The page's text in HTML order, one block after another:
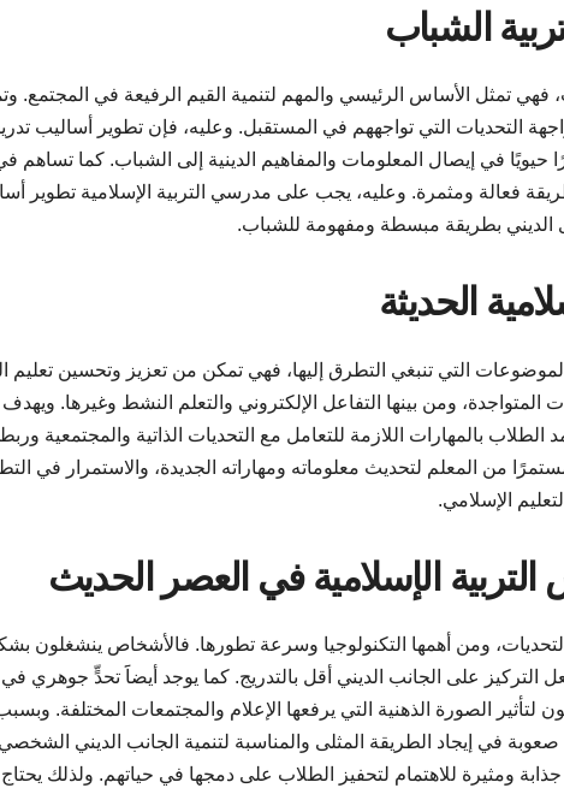
فهي تمثل الأساس الرئيسي والمهم لتنمية القيم الرفيعة في المجتمع.
التحديات التي تواجههم في المستقبل. وعليه، فإن تطوير أساليب
حيويًا في إيصال المعلومات والمفاهيم الدينية إلى الشباب. كما تساهم
فعالة ومثمرة. وعليه، يجب على مدرسي التربية الإسلامية تطوير
الديني بطريقة مبسطة ومفهومة للشباب.
التي تنبغي التطرق إليها، فهي تمكن من تعزيز وتحسين تعليم
ومن بينها التفاعل الإلكتروني والتعلم النشط وغيرها. ويهدف
بالمهارات اللازمة للتعامل مع التحديات الذاتية والمجتمعية
من المعلم لتحديث معلوماته ومهاراته الجديدة، والاستمرار في
الإسلامي.
التحديات، ومن أهمها التكنولوجيا وسرعة تطورها. فالأشخاص ينشغلون
التركيز على الجانب الديني أقل بالتدريج. كما يوجد أيضاََ تحدٍّ جوهري في
لتأثير الصورة الذهنية التي يرفعها الإعلام والمجتمعات المختلفة.
صعوبة في إيجاد الطريقة المثلى والمناسبة لتنمية الجانب الديني الشخصي
ومثيرة للاهتمام لتحفيز الطلاب على دمجها في حياتهم. ولذلك يحتاج